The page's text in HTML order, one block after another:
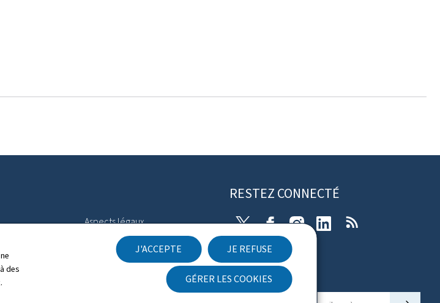
des
J'ACCEPTE JE REFUSE
GÉRER LES COOKIES
Aspects légaux
Déclaration d'accessibilité
RESTEZ CONNECTÉ
X FacebookInstagramLinkedin
Newsletter